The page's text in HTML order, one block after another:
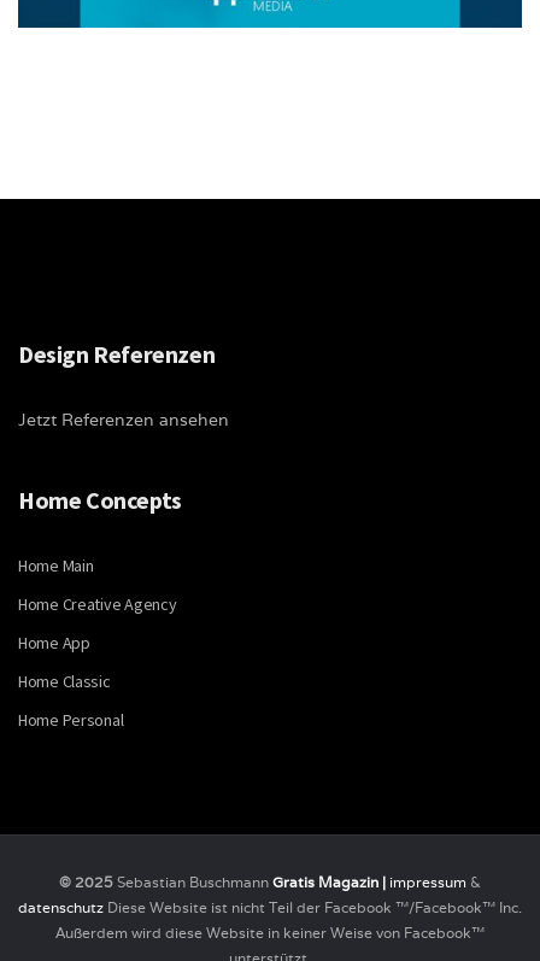
Design Referenzen
Jetzt Referenzen ansehen
Home Concepts
Home Main
Home Creative Agency
Home App
Home Classic
Home Personal
© 2025 Sebastian Buschmann Gratis Magazin | impressum &
datenschutz Diese Website ist nicht Teil der Facebook ™/Facebook™ Inc.
Außerdem wird diese Website in keiner Weise von Facebook™